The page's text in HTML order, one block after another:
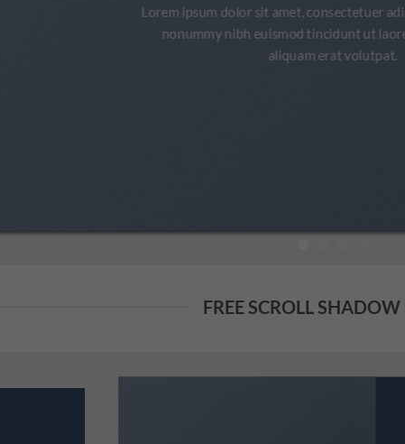
Lorem ipsum dolor sit amet, consectetuer
nonummy nibh euismod tincidunt ut
aliquam erat volutpat.
FREE SCROLL SHADOW